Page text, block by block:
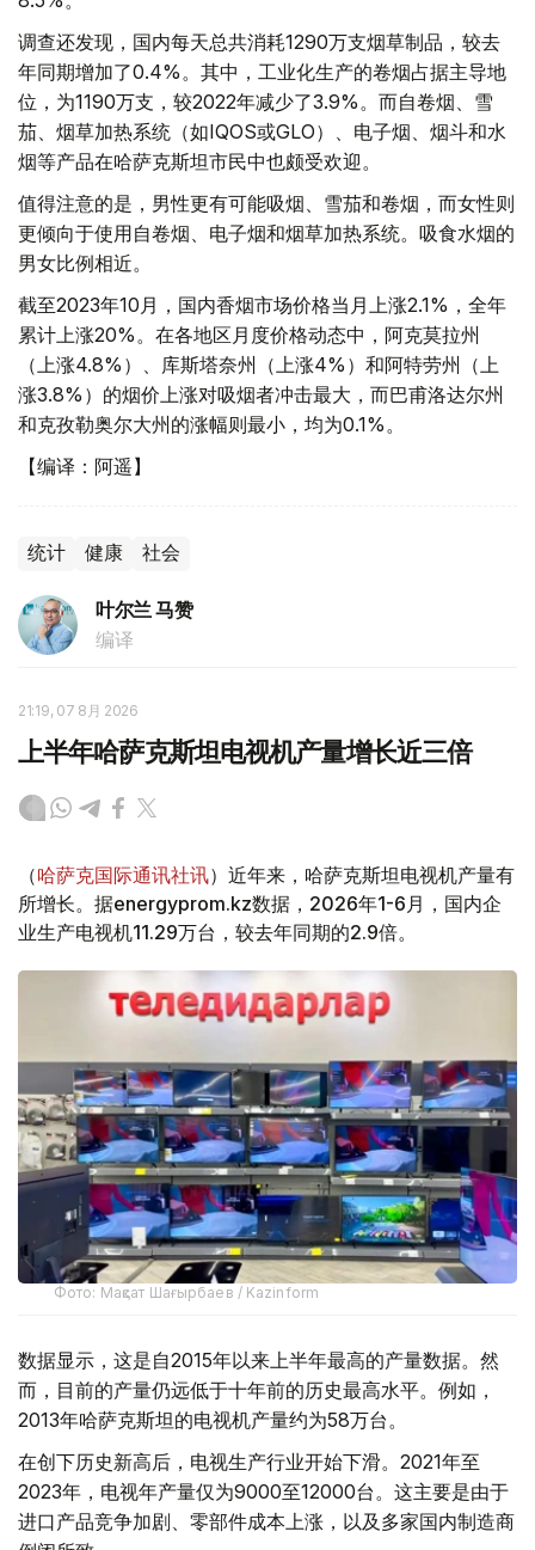
调查还发现，国内每天总共消耗1290万支烟草制品，较去
年同期增加了0.4%。其中，工业化生产的卷烟占据主导地
位，为1190万支，较2022年减少了3.9%。而自卷烟、雪
茄、烟草加热系统（如IQOS或GLO）、电子烟、烟斗和水
烟等产品在哈萨克斯坦市民中也颇受欢迎。
值得注意的是，男性更有可能吸烟、雪茄和卷烟，而女性则
更倾向于使用自卷烟、电子烟和烟草加热系统。吸食水烟的
男女比例相近。
截至2023年10月，国内香烟市场价格当月上涨2.1%，全年
累计上涨20%。在各地区月度价格动态中，阿克莫拉州
（上涨4.8%）、库斯塔奈州（上涨4%）和阿特劳州（上
涨3.8%）的烟价上涨对吸烟者冲击最大，而巴甫洛达尔州
和克孜勒奥尔大州的涨幅则最小，均为0.1%。
【编译：阿遥】
统计 健康 社会
叶尔兰 马赞
编译
21:19, 07 8月 2026
上半年哈萨克斯坦电视机产量增长近三倍
（哈萨克国际通讯社讯）近年来，哈萨克斯坦电视机产量有
所增长。据energyprom.kz数据，2026年1-6月，国内企
业生产电视机11.29万台，较去年同期的2.9倍。
Фото: Мақсат Шағырбаев / Kazinform
数据显示，这是自2015年以来上半年最高的产量数据。然
而，目前的产量仍远低于十年前的历史最高水平。例如，
2013年哈萨克斯坦的电视机产量约为58万台。
在创下历史新高后，电视生产行业开始下滑。2021年至
2023年，电视年产量仅为9000至12000台。这主要是由于
进口产品竞争加剧、零部件成本上涨，以及多家国内制造商